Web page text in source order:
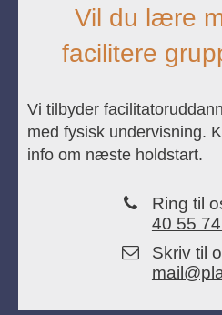
Vil du lære
facilitere
Vi tilbyder
med fysisk undervisning.
info om næste holdstart.
Ring til
40 55
Skriv til